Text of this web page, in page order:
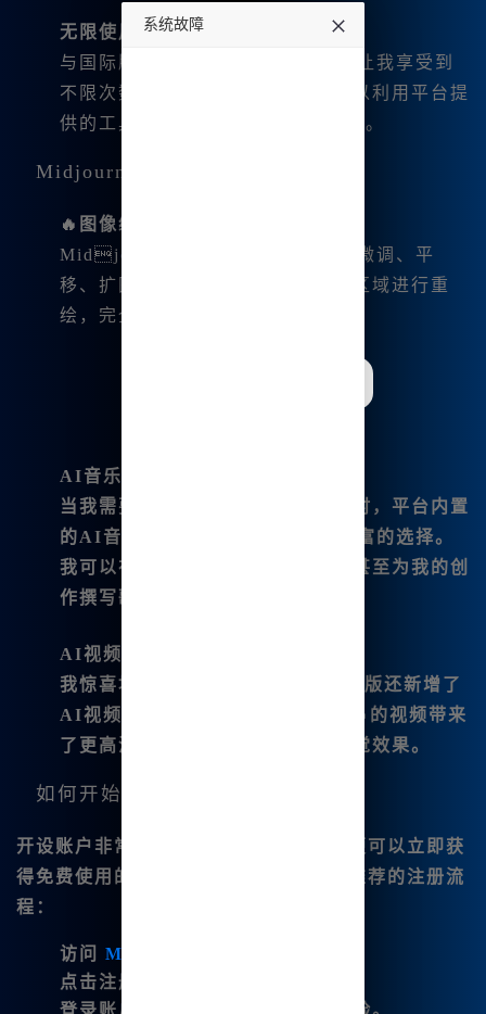
无限使用
与国际版不同，Midjourney中文版让我享受到
不限次数、永久使用的特权。我可以利用平台提
供的工具包，无限制地进行创作。
Midjourney中文版的特色功能
🔥图像编辑支持
Midjourney中文版让我可以进行微调、平
移、扩图等操作，甚至可以对特定区域进行重
绘，完全满足了我的个性化需求。
AI音乐生成
当我需要背景音乐来配合我的作品时，平台内置
的AI音乐生成工具为我提供🔥了丰富的选择。
我可以在创作中随时生成纯音乐，甚至为我的创
作撰写歌词。
AI视频制作😊
我惊喜地发现，Midjour🔥ney中文版还新增了
AI视频功能，通过先进技术为我🔥的视频带来
了更高清的质量和更具冲击力的视觉效果。
如何开始使用Midjourney中文版？
开设账户非常便捷。只需简单注册，我便可以立即获
得免费使用的资格。以下是我与朋友们推荐的注册流
程：
访问 Midjourney中文版
点击注册按钮并填写必要信息。
登录账户后，享受无界限的绘画体验。
系统故障